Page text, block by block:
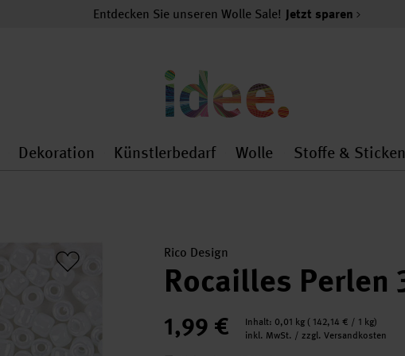
Entdecken Sie unseren Wolle Sale! Jetzt sparen
general.openMenu
Party general.openMenu
Dekoration
Dekoration general.openMenu
Künstlerbedarf
Künstlerbedarf
Wolle
Wolle
Stoffe & Sticken
Rico Design
Rocailles Perlen
1,99 € Inhalt: 0,01 kg ( 142,14 € / 1 kg)
inkl. MwSt. / zzgl. Versandkosten